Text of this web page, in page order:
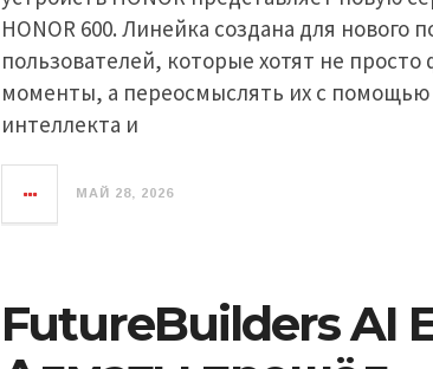
HONOR 600. Линейка создана для нового
пользователей, которые хотят не просто
моменты, а переосмыслять их с помощью
интеллекта и
МАЙ 28, 2026
FutureBuilders AI